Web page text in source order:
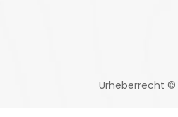
Urheberrecht ©